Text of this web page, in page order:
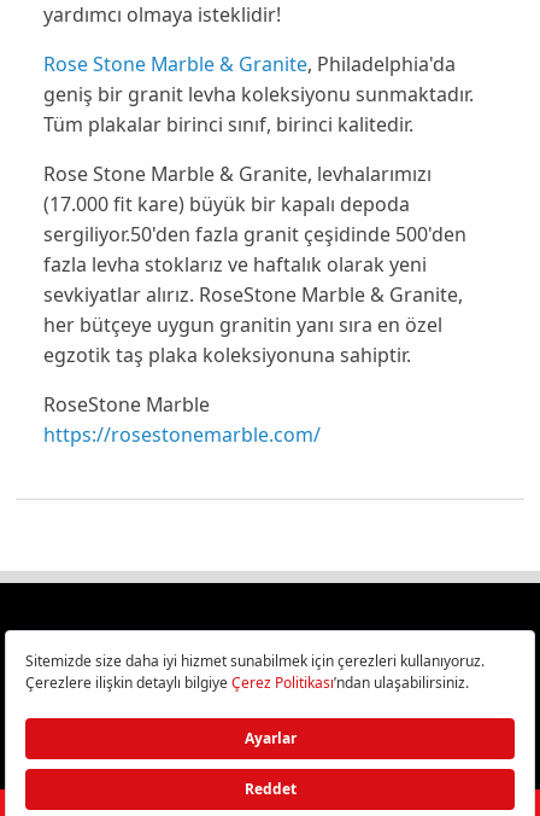
yardımcı olmaya isteklidir!
Rose Stone Marble & Granite, Philadelphia'da
geniş bir granit levha koleksiyonu sunmaktadır.
Tüm plakalar birinci sınıf, birinci kalitedir.
Rose Stone Marble & Granite, levhalarımızı
(17.000 fit kare) büyük bir kapalı depoda
sergiliyor.50'den fazla granit çeşidinde 500'den
fazla levha stoklarız ve haftalık olarak yeni
sevkiyatlar alırız. RoseStone Marble & Granite,
her bütçeye uygun granitin yanı sıra en özel
egzotik taş plaka koleksiyonuna sahiptir.
RoseStone Marble
https://rosestonemarble.com/
Türkiye
Bilişim ve Teknoloji Haberleri CHIP Online’da!